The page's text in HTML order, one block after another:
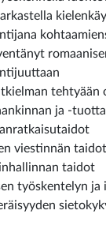
tehtyään
ja -
viestinnän taidot
taidot
työskentelyn ja